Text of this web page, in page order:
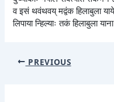
व इसं थवंथवय् मद्वंक हिलाबुला
लिपाया न्हिल्याः तकं हिलाबुला
PREVIOUS